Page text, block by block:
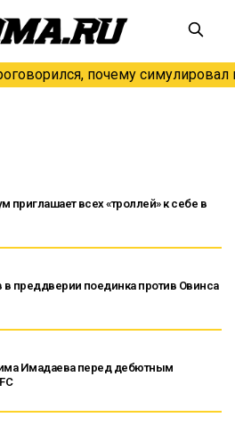
почему симулировал
приглашает всех «троллей» к себе в
в преддверии поединка против Овинса
Имадаева перед дебютным